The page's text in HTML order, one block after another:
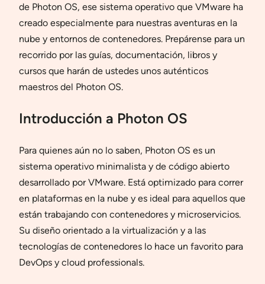
de Photon OS, ese sistema operativo que VMware ha
creado especialmente para nuestras aventuras en la
nube y entornos de contenedores. Prepárense para un
recorrido por las guías, documentación, libros y
cursos que harán de ustedes unos auténticos
maestros del Photon OS.
Introducción a Photon OS
Para quienes aún no lo saben, Photon OS es un
sistema operativo minimalista y de código abierto
desarrollado por VMware. Está optimizado para correr
en plataformas en la nube y es ideal para aquellos que
están trabajando con contenedores y microservicios.
Su diseño orientado a la virtualización y a las
tecnologías de contenedores lo hace un favorito para
DevOps y cloud professionals.